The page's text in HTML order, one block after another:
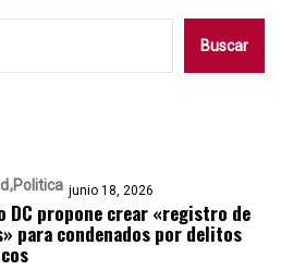
Buscar
Politica junio 18, 2026
DC propone crear «registro de
para condenados por delitos